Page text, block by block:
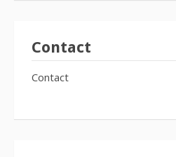
Contact
Contact